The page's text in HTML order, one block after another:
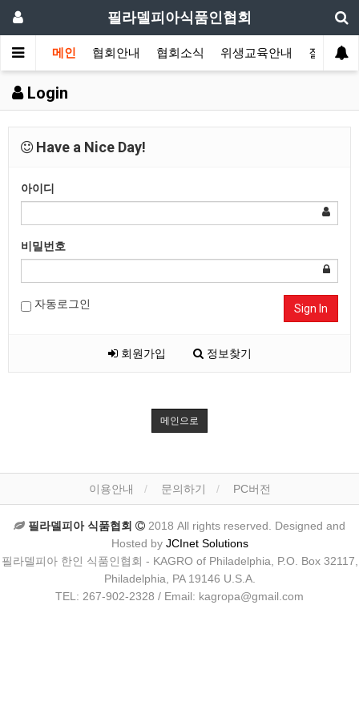
필라델피아식품인협회
메인 협회안내 협회소식 위생교육안내 질의답변
Login
Have a Nice Day!
아이디
비밀번호
자동로그인 Sign In
회원가입 정보찾기
메인으로
이용안내 문의하기 PC버전
필라델피아 식품협회
2018 All rights reserved. Designed and
Hosted by JCInet Solutions
필라델피아 한인 식품인협회 - KAGRO of Philadelphia, P.O. Box 32117,
Philadelphia, PA 19146 U.S.A.
TEL: 267-902-2328 / Email: kagropa@gmail.com